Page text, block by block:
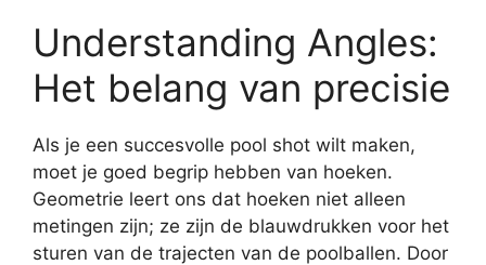
Understanding Angles:
Het belang van precisie
Als je een succesvolle pool shot wilt maken,
moet je goed begrip hebben van hoeken.
Geometrie leert ons dat hoeken niet alleen
metingen zijn; ze zijn de blauwdrukken voor het
sturen van de trajecten van de poolballen. Door